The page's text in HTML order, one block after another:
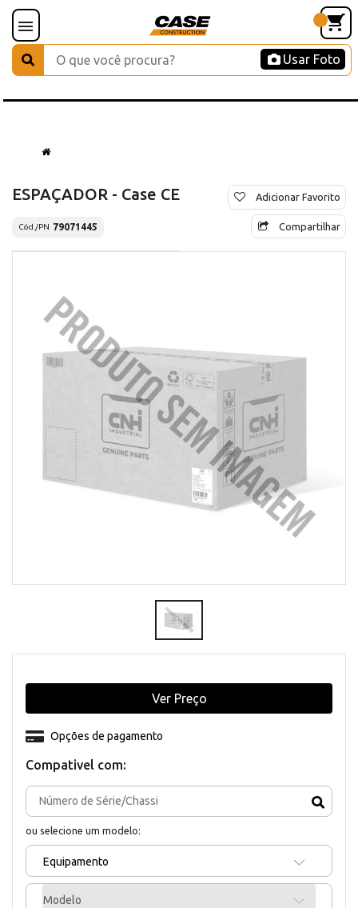
Usar Foto
ESPAÇADOR - Case CE
Cód./PN 79071445
Adicionar Favorito
Compartilhar
Compativel com:
ou selecione um modelo:
Equipamento
Modelo
Opções de pagamento
Ver Preço